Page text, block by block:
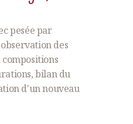
pesée par
des
bilan du
d'un nouveau